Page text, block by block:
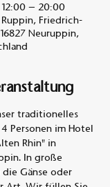
– 20:00
Friedrich-
Neuruppin,
traditionelles
Personen im Hotel
Rhin" in
In große
Gänse oder